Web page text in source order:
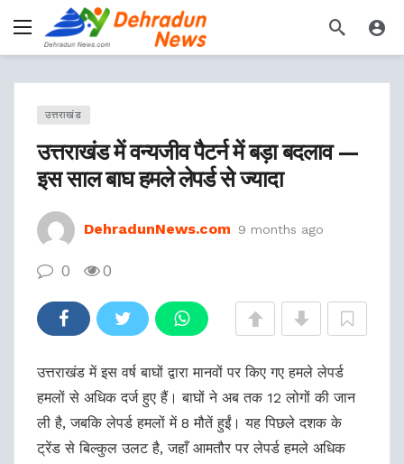
उत्तराखंड
उत्तराखंड में वन्यजीव पैटर्न में बड़ा बदलाव —
इस साल बाघ हमले लेपर्ड से ज्यादा
DehradunNews.com 9 months ago
0 0
उत्तराखंड में इस वर्ष बाघों द्वारा मानवों पर किए गए हमले लेपर्ड
हमलों से अधिक दर्ज हुए हैं। बाघों ने अब तक 12 लोगों की जान
ली है, जबकि लेपर्ड हमलों में 8 मौतें हुईं। यह पिछले दशक के
ट्रेंड से बिल्कुल उलट है, जहाँ आमतौर पर लेपर्ड हमले अधिक